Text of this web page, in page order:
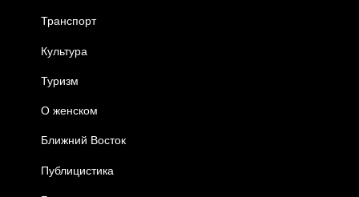
Транспорт
Культура
Туризм
О женском
Ближний Восток
Публицистика